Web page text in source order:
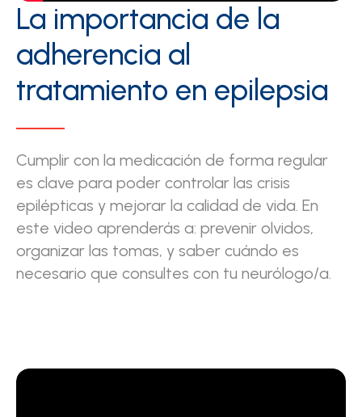
La importancia de la
adherencia al
tratamiento en epilepsia
Cumplir con la medicación de forma regular
es clave para poder controlar las crisis
epilépticas y mejorar la calidad de vida. En
este video aprenderás a: prevenir olvidos,
organizar las tomas, y saber cuándo es
necesario que consultes con tu neurólogo/a.